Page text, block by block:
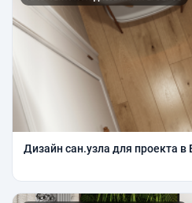
Дизайн сан.узла для проекта в